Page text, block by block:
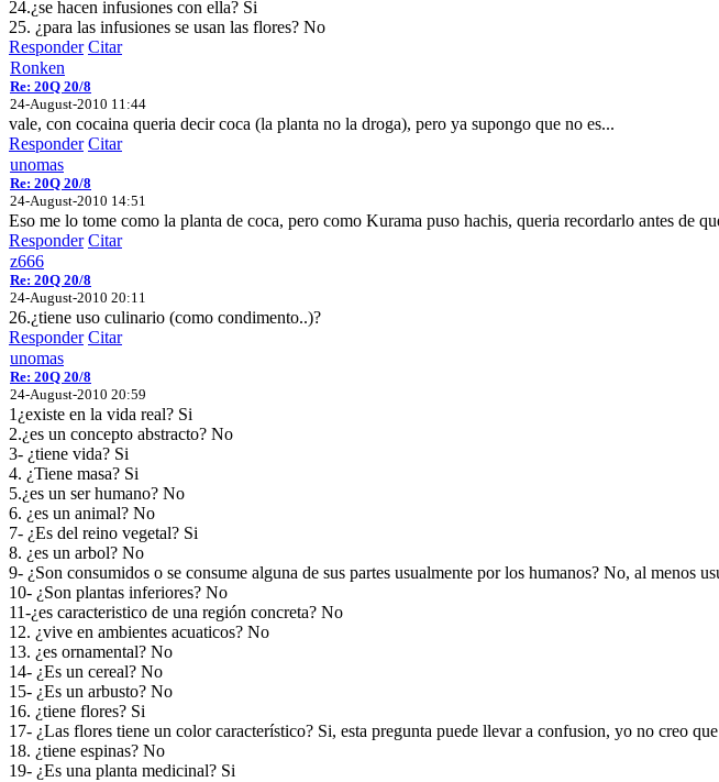
24.¿se hacen infusiones con ella? Si
25. ¿para las infusiones se usan las flores? No
Responder Citar
Ronken
Re: 20Q 20/8
24-August-2010 11:44
vale, con cocaina queria decir coca (la planta no la droga), pero ya supongo que no es...
Responder Citar
unomas
Re: 20Q 20/8
24-August-2010 14:51
Eso me lo tome como la planta de coca, pero como Kurama puso hachis, queria recordarlo antes de
Responder Citar
z666
Re: 20Q 20/8
24-August-2010 20:11
26.¿tiene uso culinario (como condimento..)?
Responder Citar
unomas
Re: 20Q 20/8
24-August-2010 20:59
1¿existe en la vida real? Si
2.¿es un concepto abstracto? No
3- ¿tiene vida? Si
4. ¿Tiene masa? Si
5.¿es un ser humano? No
6. ¿es un animal? No
7- ¿Es del reino vegetal? Si
8. ¿es un arbol? No
9- ¿Son consumidos o se consume alguna de sus partes usualmente por los humanos? No, al menos
10- ¿Son plantas inferiores? No
11-¿es caracteristico de una región concreta? No
12. ¿vive en ambientes acuaticos? No
13. ¿es ornamental? No
14- ¿Es un cereal? No
15- ¿Es un arbusto? No
16. ¿tiene flores? Si
17- ¿Las flores tiene un color característico? Si, esta pregunta puede llevar a confusion, yo no creo
18. ¿tiene espinas? No
19- ¿Es una planta medicinal? Si